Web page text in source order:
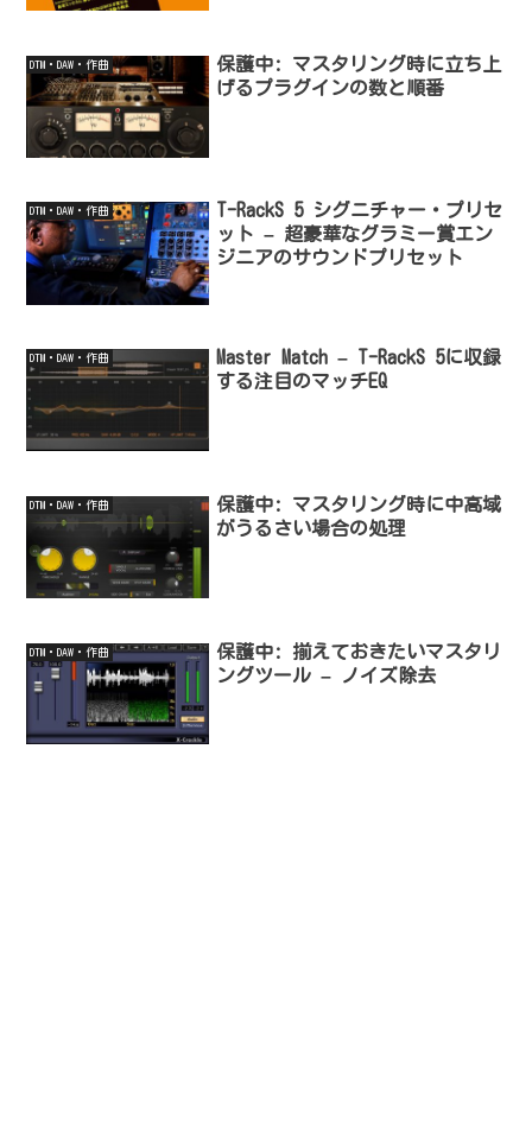
DTM・DAW・作曲
保護中: マスタリング時に立ち上
げるプラグインの数と順番
DTM・DAW・作曲
T-RackS 5 シグニチャー・プリセ
ット – 超豪華なグラミー賞エン
ジニアのサウンドプリセット
DTM・DAW・作曲
Master Match – T-RackS 5に収録
する注目のマッチEQ
DTM・DAW・作曲
保護中: マスタリング時に中高域
がうるさい場合の処理
DTM・DAW・作曲
保護中: 揃えておきたいマスタリ
ングツール – ノイズ除去